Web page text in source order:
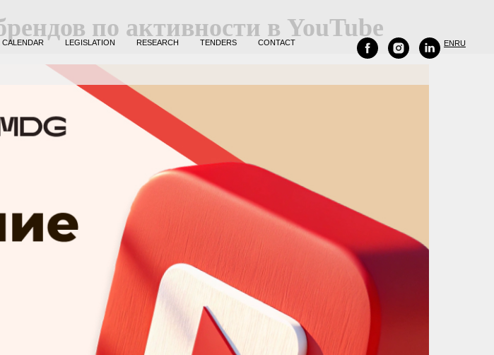
CALENDAR LEGISLATION RESEARCH TENDERS CONTACT ENRU
по активности в YouTube